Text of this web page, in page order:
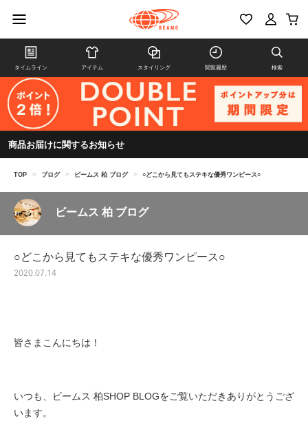
タイムライン アイテム スタイリング 閲覧履歴 検索
商品お届けに関するお知らせ
TOP > ブログ > ビームス 柏 ブログ > ○どこから見てもステキな優秀ワンピース○
ビームス 柏 ブログ
○どこから見てもステキな優秀ワンピース○
2020.07.14
皆さまこんにちは！
いつも、ビームス 柏SHOP BLOGをご覧いただきありがとうござ
います。